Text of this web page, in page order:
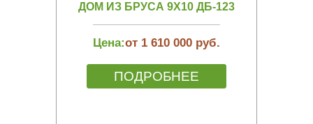
ДОМ ИЗ БРУСА 9Х10 ДБ-123
Цена:от 1 610 000 руб.
ПОДРОБНЕЕ